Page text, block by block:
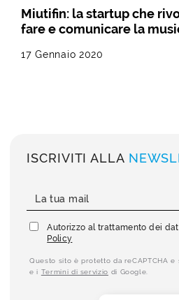
Miutifin: la startup che
fare e comunicare la
17 Gennaio 2020
ISCRIVITI ALLA
Autorizzo al trattamento dei
Policy
Questo sito è protetto da reCAPTCHA e
e i Termini di servizio di Google.